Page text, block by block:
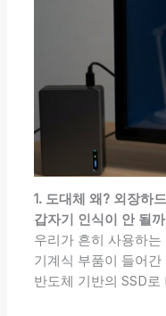
1. 도대체 왜? 외장하
갑자기 인식이 안 될
우리가 흔히 사용하
기계식 부품이 들어간
반도체 기반의 SSD